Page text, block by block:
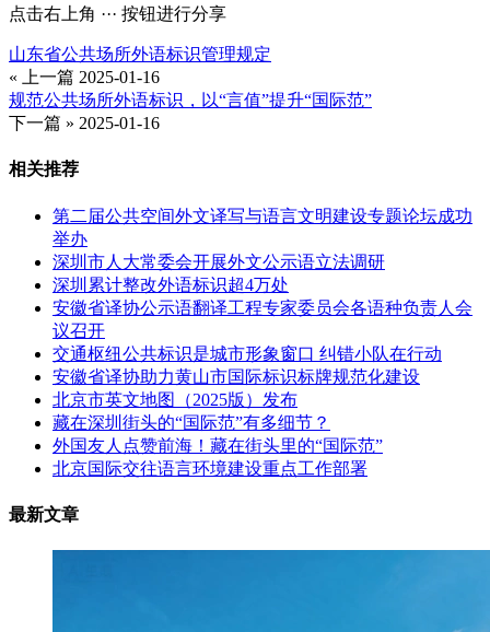
点击右上角 ··· 按钮进行分享
山东省公共场所外语标识管理规定
« 上一篇 2025-01-16
规范公共场所外语标识，以“言值”提升“国际范”
下一篇 » 2025-01-16
相关推荐
第二届公共空间外文译写与语言文明建设专题论坛成功
举办
深圳市人大常委会开展外文公示语立法调研
深圳累计整改外语标识超4万处
安徽省译协公示语翻译工程专家委员会各语种负责人会
议召开
交通枢纽公共标识是城市形象窗口 纠错小队在行动
安徽省译协助力黄山市国际标识标牌规范化建设
北京市英文地图（2025版）发布
藏在深圳街头的“国际范”有多细节？
外国友人点赞前海！藏在街头里的“国际范”
北京国际交往语言环境建设重点工作部署
最新文章